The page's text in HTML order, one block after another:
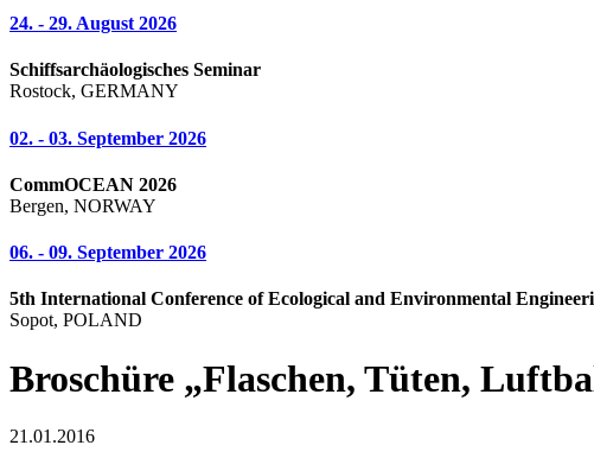
24. - 29. August 2026
Schiffsarchäologisches Seminar
Rostock, GERMANY
02. - 03. September 2026
CommOCEAN 2026
Bergen, NORWAY
06. - 09. September 2026
5th International Conference of Ecological and Environmental
Sopot, POLAND
Broschüre „Flaschen, Tüten,
21.01.2016